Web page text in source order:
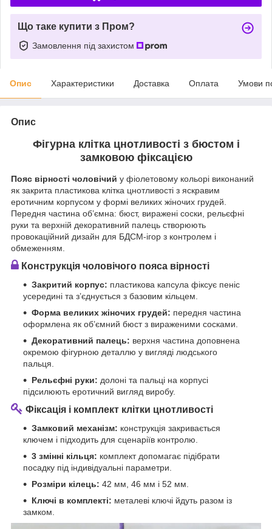
Що таке купити з Пром?
Замовлення під захистом
Опис Характеристики Доставка Оплата Умови
Опис
Фігурна клітка цнотливості з бюстом і
замковою фіксацією
Пояс вірності чоловічий у фіолетовому кольорі виконаний
як закрита пластикова клітка цнотливості з яскравим
еротичним корпусом у формі великих жіночих грудей.
Передня частина об’ємна: бюст, виражені соски, рельєфні
руки та верхній декоративний палець створюють
провокаційний дизайн для БДСМ-ігор з контролем і
обмеженням.
Конструкція чоловічого пояса вірності
Закритий корпус: пластикова капсула фіксує пеніс
усередині та з’єднується з базовим кільцем.
Форма великих жіночих грудей: передня частина
оформлена як об’ємний бюст з вираженими сосками.
Декоративний палець: верхня частина доповнена
окремою фігурною деталлю у вигляді людського
пальця.
Рельєфні руки: долоні та пальці на корпусі
підсилюють еротичний вигляд виробу.
Фіксація і комплект клітки цнотливості
Замковий механізм: конструкція закривається
ключем і підходить для сценаріїв контролю.
3 змінні кільця: комплект допомагає підібрати
посадку під індивідуальні параметри.
Розміри кілець: 42 мм, 46 мм і 52 мм.
Ключі в комплекті: металеві ключі йдуть разом із
замком.